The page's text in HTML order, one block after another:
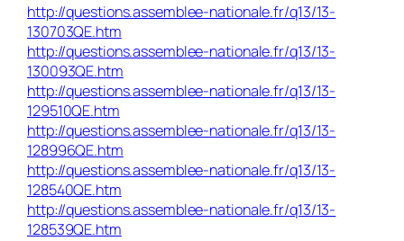
http://questions.assemblee-nationale.fr/q13/13-
130703QE.htm
http://questions.assemblee-nationale.fr/q13/13-
130093QE.htm
http://questions.assemblee-nationale.fr/q13/13-
129510QE.htm
http://questions.assemblee-nationale.fr/q13/13-
128996QE.htm
http://questions.assemblee-nationale.fr/q13/13-
128540QE.htm
http://questions.assemblee-nationale.fr/q13/13-
128539QE.htm